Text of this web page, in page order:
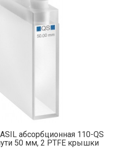
абсорбционная 110-QS
50 мм, 2 PTFE крышки